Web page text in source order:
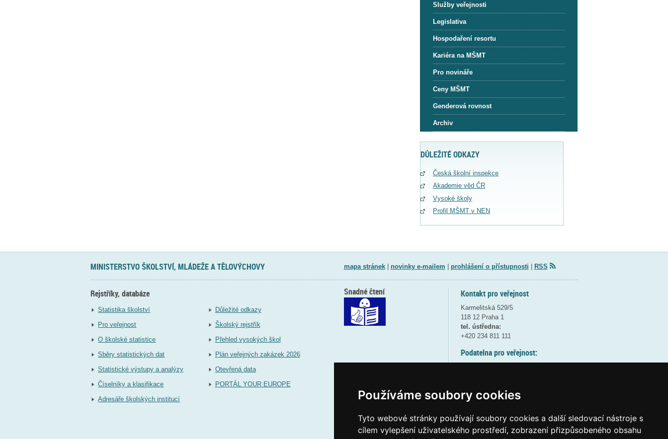
Používáme soubory cookies
Tyto webové stránky používají soubory cookies a další sledovací nástroje s
cílem vylepšení uživatelského prostředí, zobrazení přizpůsobeného obsahu
Služby veřejnosti
Legislativa
Hospodaření resortu
Kariéra na MŠMT
Pro novináře
Ceny MŠMT
Genderová rovnost
Archiv
DŮLEŽITÉ ODKAZY
Česká školní inspekce
Akademie věd ČR
Vysoké školy
Profil MŠMT v NEN
MINISTERSTVO ŠKOLSTVÍ, MLÁDEŽE A TĚLOVÝCHOVY mapa stránek| novinky e-mailem prohlášení o přístupnosti RSS
Rejstříky, databáze
Statistika školství
Pro veřejnost
O školské statistice
Sběry statistických dat
Statistické výstupy a analýzy
Číselníky a klasifikace
Adresáře školských institucí
Důležité odkazy
Školský rejstřík
Přehled vysokých škol
Plán veřejných zakázek 2026
Otevřená data
PORTÁL YOUR EUROPE
Kontakt pro veřejnost
Karmelitská 529/5
118 12 Praha 1
tel. ústředna:
+420 234 811 111
Podatelna pro veřejnost:
(více informací
Elektronická podatelna:
Snadné čtení